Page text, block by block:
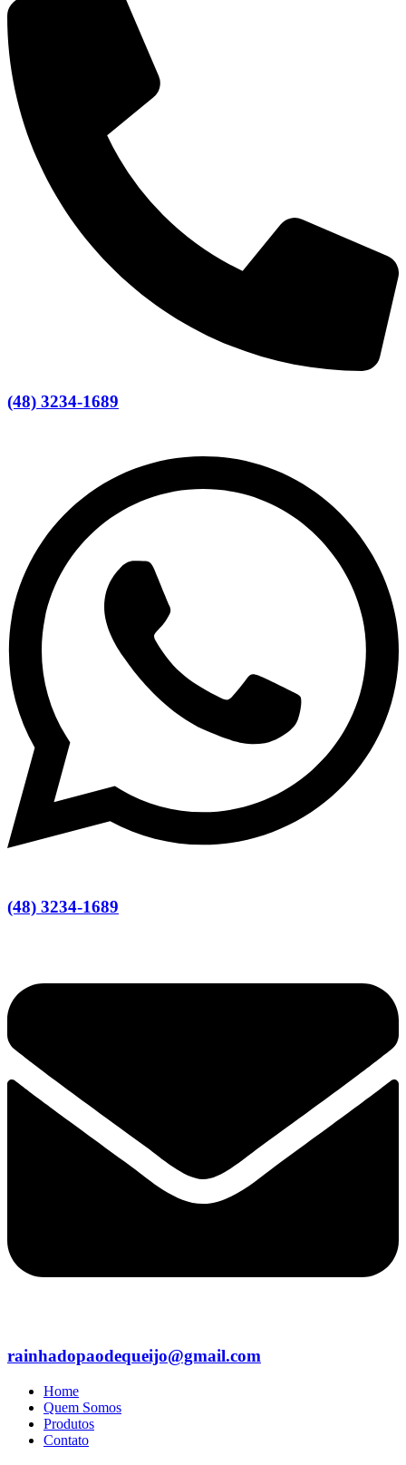
(48) 3234-1689
(48) 3234-1689
rainhadopaodequeijo@gmail.com
Home
Quem Somos
Produtos
Contato